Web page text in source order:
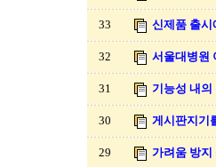
33 신제품 출시
32 서울대병원
31 기능성 내
30 게시판지기
29 가려움 방지